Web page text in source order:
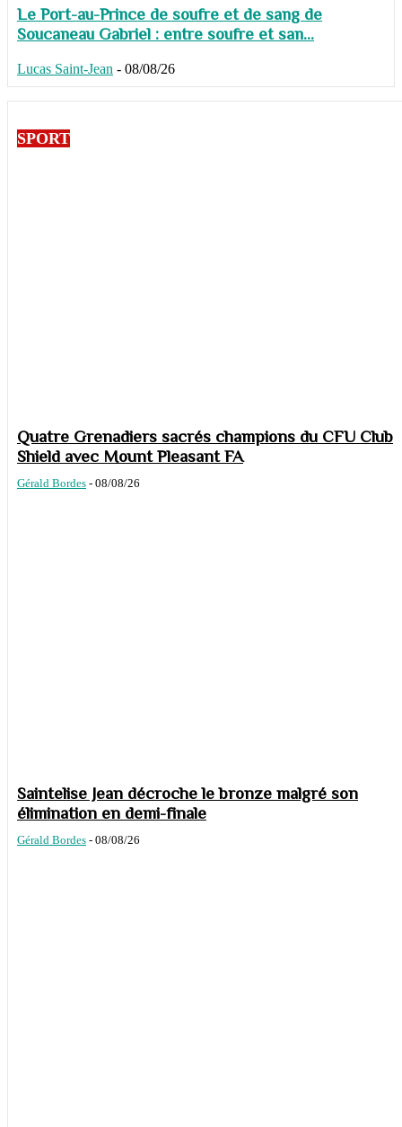
Le Port-au-Prince de soufre et de sang de
Soucaneau Gabriel : entre soufre et san...
Lucas Saint-Jean - 08/08/26
SPORT
Quatre Grenadiers sacrés champions du CFU Club
Shield avec Mount Pleasant FA
Gérald Bordes - 08/08/26
Saintelise Jean décroche le bronze malgré son
élimination en demi-finale
Gérald Bordes - 08/08/26